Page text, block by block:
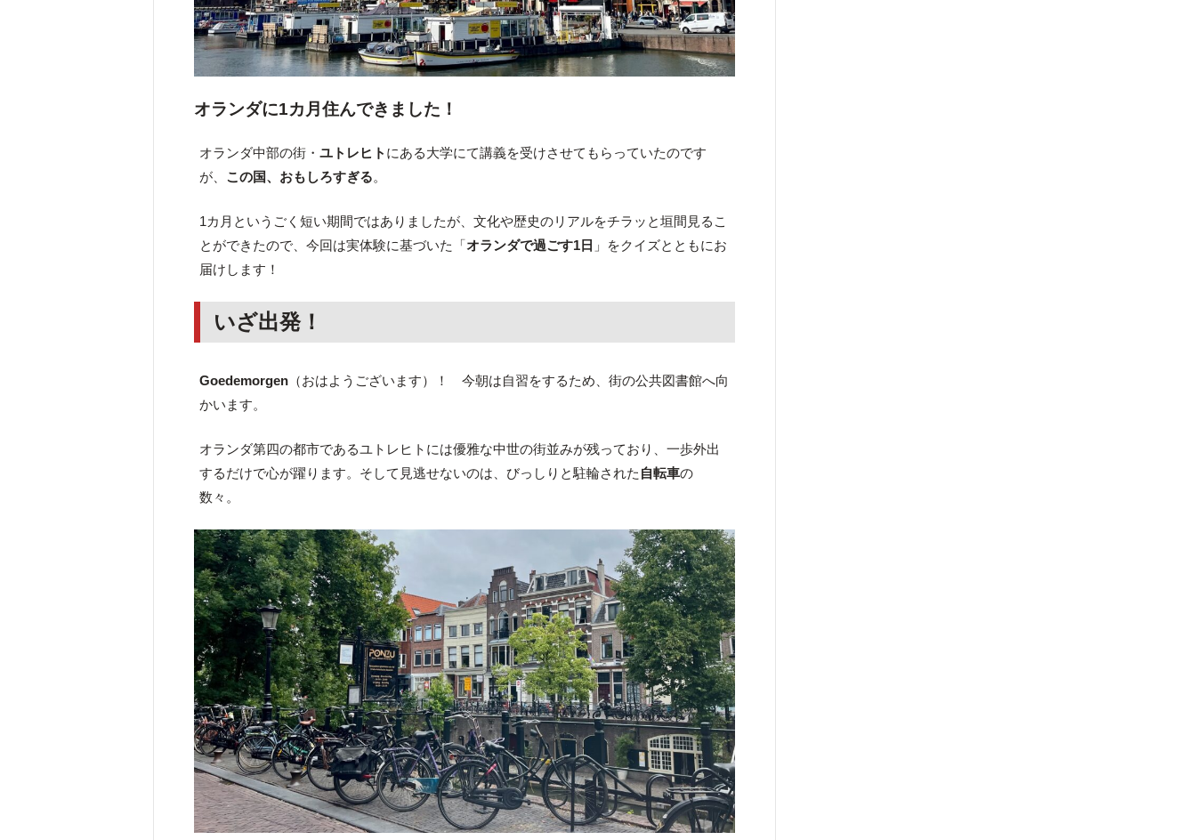
オランダに1カ月住んできました！
オランダ中部の街・ユトレヒト にある大学にて講義を受けさせてもらっていたのです
が、 この国、おもしろすぎる。
1カ月というごく短い期間ではありましたが、文化や歴史のリアルをチラッと垣間見るこ
とができたので、今回は実体験に基づいた「オランダで過ごす1日 」をクイズとともにお
届けします！
いざ出発！
Goedemorgen （おはようございます）！ 今朝は自習をするため、街の公共図書館へ向
かいます。
オランダ第四の都市であるユトレヒトには優雅な中世の街並みが残っており、一歩外出
するだけで心が躍ります。そして見逃せないのは、びっしりと駐輪された 自転車の
数々。